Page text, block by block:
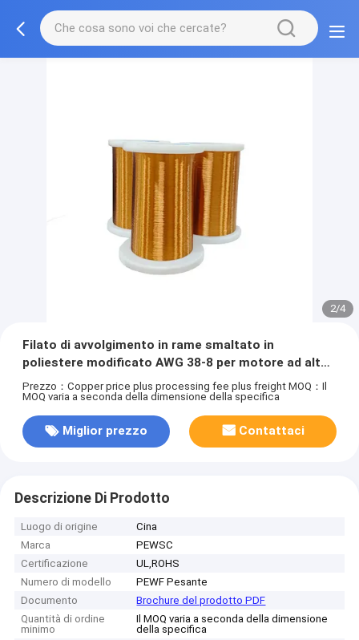
2/4
Filato di avvolgimento in rame smaltato in
poliestere modificato AWG 38-8 per motore ad alta
temperatura
Prezzo：Copper price plus processing fee plus freight MOQ：Il
MOQ varia a seconda della dimensione della specifica
Miglior prezzo Contattaci
Descrizione Di Prodotto
Luogo di origine
Cina
Marca
PEWSC
Certificazione
UL,ROHS
Numero di modello
PEWF Pesante
Documento
Brochure del prodotto PDF
Quantità di ordine
minimo
Il MOQ varia a seconda della dimensione
della specifica